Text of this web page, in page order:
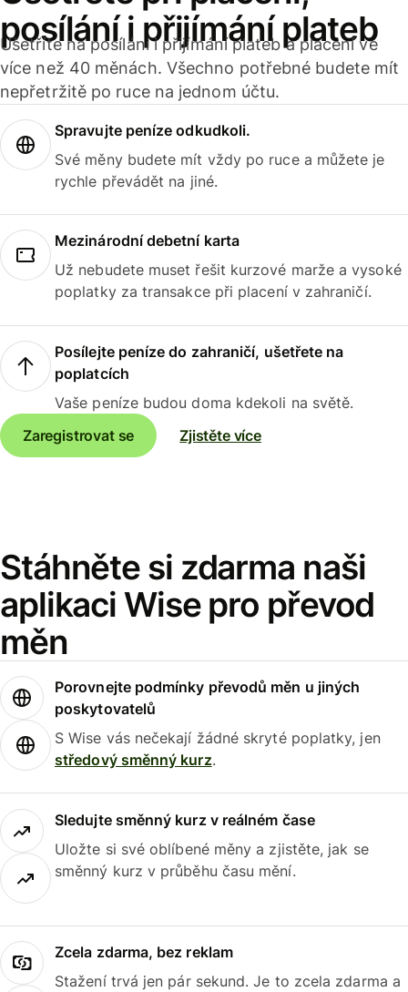
posílání i přijímání plateb
Ušetříte na posílání i přijímání plateb a placení ve
více než 40 měnách. Všechno potřebné budete mít
nepřetržitě po ruce na jednom účtu.
Spravujte peníze odkudkoli.
Své měny budete mít vždy po ruce a můžete je
rychle převádět na jiné.
Mezinárodní debetní karta
Už nebudete muset řešit kurzové marže a vysoké
poplatky za transakce při placení v zahraničí.
Posílejte peníze do zahraničí, ušetřete na
poplatcích
Vaše peníze budou doma kdekoli na světě.
Zaregistrovat se
Zjistěte více
Stáhněte si zdarma naši
aplikaci Wise pro převod
měn
Porovnejte podmínky převodů měn u jiných
poskytovatelů
S Wise vás nečekají žádné skryté poplatky, jen
středový směnný kurz.
Sledujte směnný kurz v reálném čase
Uložte si své oblíbené měny a zjistěte, jak se
směnný kurz v průběhu času mění.
Zcela zdarma, bez reklam
Stažení trvá jen pár sekund. Je to zcela zdarma a